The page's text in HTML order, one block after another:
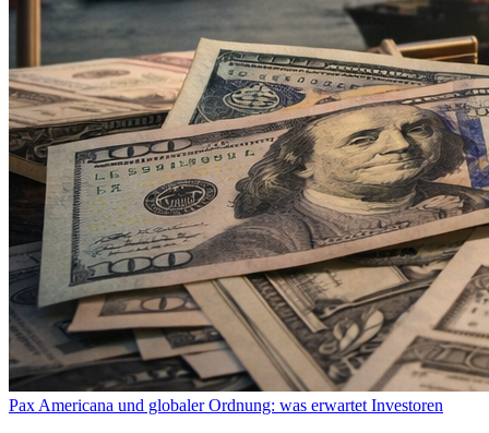
Pax Americana und globaler Ordnung: was erwartet Investoren